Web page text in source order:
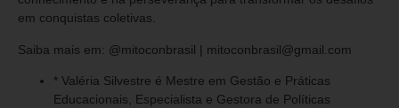
em conquistas coletivas.
Saiba mais em: @mitoconbrasil | mitoconbrasil@gmail.com
* Valéria Silvestre é Mestre em Gestão e Práticas
Educacionais, Especialista e Gestora de Políticas